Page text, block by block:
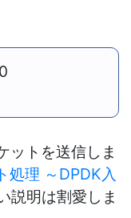
ットを送信しま
処理 ～DPDK入
説明は割愛しま